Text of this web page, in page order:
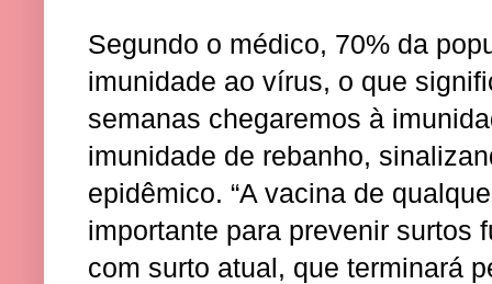
Segundo o médico, 70% da
imunidade ao vírus, o que
semanas chegaremos à
imunidade de rebanho,
epidêmico. “A vacina de
importante para prevenir surtos
com surto atual, que terminará